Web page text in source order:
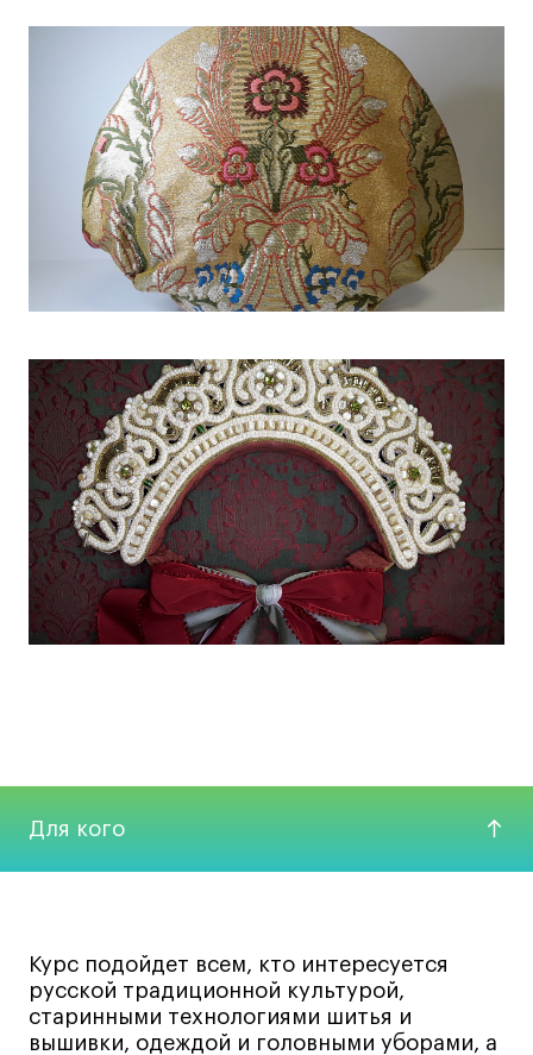
Пример работ
Пример работ
Для кого
Курс подойдет всем, кто интересуется
русской традиционной культурой,
старинными технологиями шитья и
вышивки, одеждой и головными уборами, а